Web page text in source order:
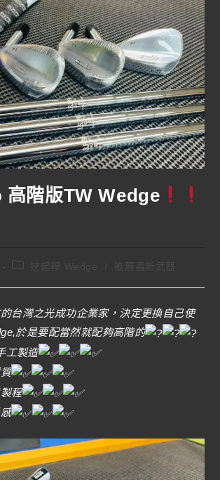
階版TW Wedge
台灣之光成功企業家，決定更換自己使
於是要配當然就配夠高階的
工製造
程